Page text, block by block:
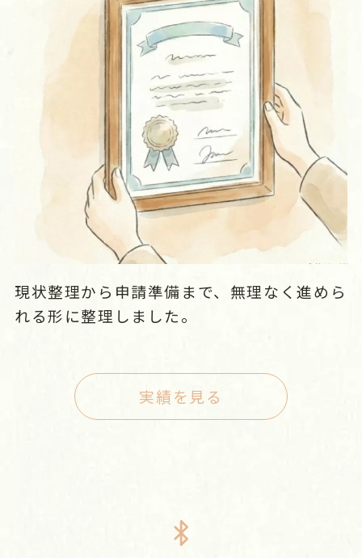
現状整理から申請準備まで、無理なく進めら
れる形に整理しました。
実績を見る